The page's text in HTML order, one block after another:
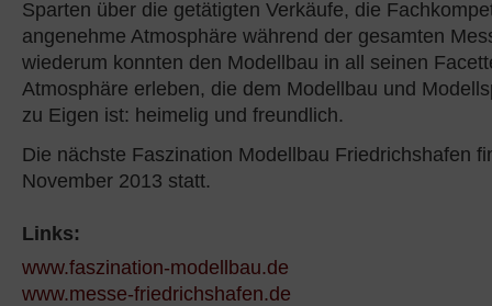
Sparten über die getätigten Verkäufe, die
angenehme Atmosphäre während der gesamten
wiederum konnten den Modellbau in all seinen
Atmosphäre erleben, die dem Modellbau und
zu Eigen ist: heimelig und freundlich.
Die nächste Faszination Modellbau Friedrichshafen
November 2013 statt.
Links:
www.faszination-modellbau.de
www.messe-friedrichshafen.de